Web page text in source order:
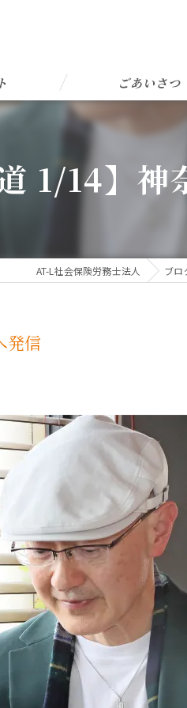
ごあいさつ
1/14】神
AT-L社会保険労務士法人 ブロ
発信